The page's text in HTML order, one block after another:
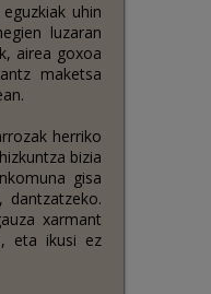
uhin
luzaran
airea goxoa
maketsa
herriko
bizia
gisa
xarmant
eta ikusi ez